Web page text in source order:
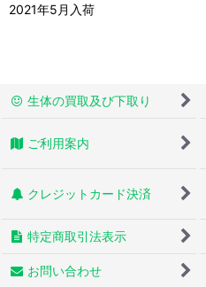
2021年5月入荷
生体の買取及び下取り
ご利用案内
クレジットカード決済
特定商取引法表示
お問い合わせ